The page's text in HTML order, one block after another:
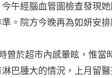
午經腦血管圖檢查發現
。院方今晚再為如妍安
曾於超市內感暈眩，惟當
巴腫大的情況，上月留